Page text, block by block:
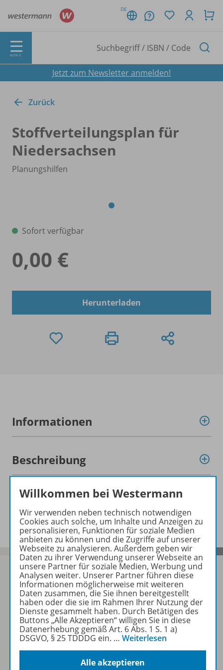
DE
MENÜ
Jetzt zum Newsletter anmelden!
Zurück
Stoffverteilungsplan für
Niedersachsen
Planungshilfen
Sofort verfügbar
0,00 €
Herunterladen
Informationen
Beschreibung
Planungshilfen zu folgenden
Werken
Sofort profitieren
Zum Newsletter anmelden
Willkommen bei Westermann
Wir verwenden neben technisch notwendigen
Cookies auch solche, um Inhalte und Anzeigen zu
personalisieren, Funktionen für soziale Medien
anbieten zu können und die Zugriffe auf unserer
Webseite zu analysieren. Außerdem geben wir
Daten zu ihrer Verwendung unserer Webseite an
unsere Partner für soziale Medien, Werbung und
Analysen weiter. Unserer Partner führen diese
Informationen möglicherweise mit weiteren
Daten zusammen, die Sie ihnen bereitgestellt
haben oder die sie im Rahmen Ihrer Nutzung der
Dienste gesammelt haben. Durch Betätigen des
Buttons „Alle Akzeptieren“ willigen Sie in diese
Datenerhebung gemäß Art. 6 Abs. 1 S. 1 a)
DSGVO, § 25 TDDDG ein. … Weiterlesen
Alle akzeptieren